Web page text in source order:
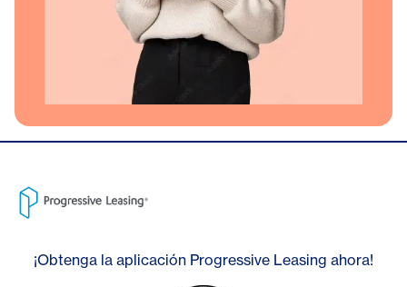
¡Obtenga la aplicación Progressive Leasing ahora!